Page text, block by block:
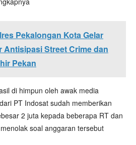
Pekalongan Kota Gelar
Antisipasi Street Crime dan
Pekan
di himpun oleh awak media
PT Indosat sudah memberikan
2 juta kepada beberapa RT dan
soal anggaran tersebut